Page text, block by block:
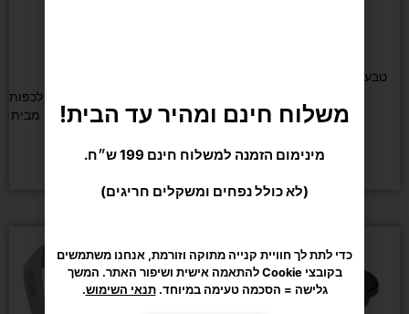
טבעת מעיכה לעיסוי וחיזוק כף
מכשיר עיסוי רפלקסולוגי 3D לכפות
הרגליים בשיטת שיאצו עמוק מבית
משלוח חינם ומהיר עד הבית!
מינימום הזמנה למשלוח חינם 199 ש״ח.
(לא כולל נפחים ומשקלים חריגים)
כדי לתת לך חוויית קנייה מתוקה וזורמת, אנחנו משתמשים
בקובצי Cookie להתאמה אישית ושיפור האתר. המשך
גלישה = הסכמה טעימה במיוחד.תנאי השימוש.